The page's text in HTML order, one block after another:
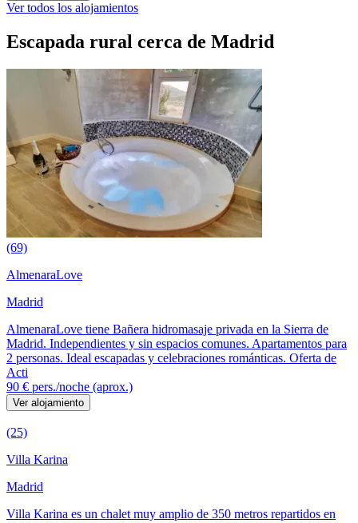
Ver todos los alojamientos
Escapada rural cerca de Madrid
(69)
AlmenaraLove
Madrid
AlmenaraLove tiene Bañera hidromasaje privada en la Sierra de
Madrid. Independientes y sin espacios comunes. Apartamentos para
2 personas. Ideal escapadas y celebraciones románticas. Oferta de
Acti
90 € pers./noche (aprox.)
Ver alojamiento
(25)
Villa Karina
Madrid
Villa Karina es un chalet muy amplio de 350 metros repartidos en